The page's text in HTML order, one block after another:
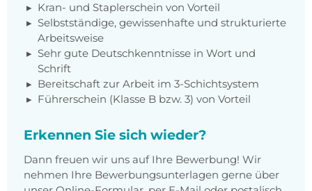
Kran- und Staplerschein von Vorteil
Selbstständige, gewissenhafte und strukturierte
Arbeitsweise
Sehr gute Deutschkenntnisse in Wort und
Schrift
Bereitschaft zur Arbeit im 3-Schichtsystem
Führerschein (Klasse B bzw. 3) von Vorteil
Erkennen Sie sich wieder?
Dann freuen wir uns auf Ihre Bewerbung! Wir
nehmen Ihre Bewerbungsunterlagen gerne über